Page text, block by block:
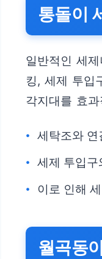
통돌이
일반적인 세
킹, 세제 투입
각지대를 효
세탁조와 연
세제 투입구
이로 인해
월곡동